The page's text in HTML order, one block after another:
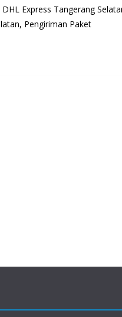
Express Tangerang
Pengiriman Paket